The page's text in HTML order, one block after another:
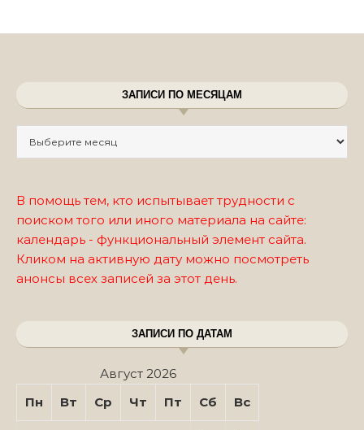
ЗАПИСИ ПО МЕСЯЦАМ
В помощь тем, кто испытывает трудности с
поиском того или иного материала на сайте:
календарь - функциональный элемент сайта.
Кликом на активную дату можно посмотреть
анонсы всех записей за этот день.
ЗАПИСИ ПО ДАТАМ
Август 2026
Пн
Вт Ср Чт Пт Сб Вс